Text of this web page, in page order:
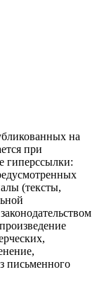
на
при
гиперссылки:
(тексты,
письменного